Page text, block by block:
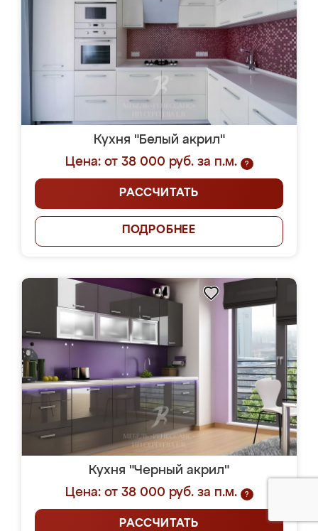
Кухня "Белый акрил"
Цена: от 38 000 руб. за п.м.
?
РАССЧИТАТЬ
ПОДРОБНЕЕ
Кухня "Черный акрил"
Цена: от 38 000 руб. за п.м.
?
РАССЧИТАТЬ